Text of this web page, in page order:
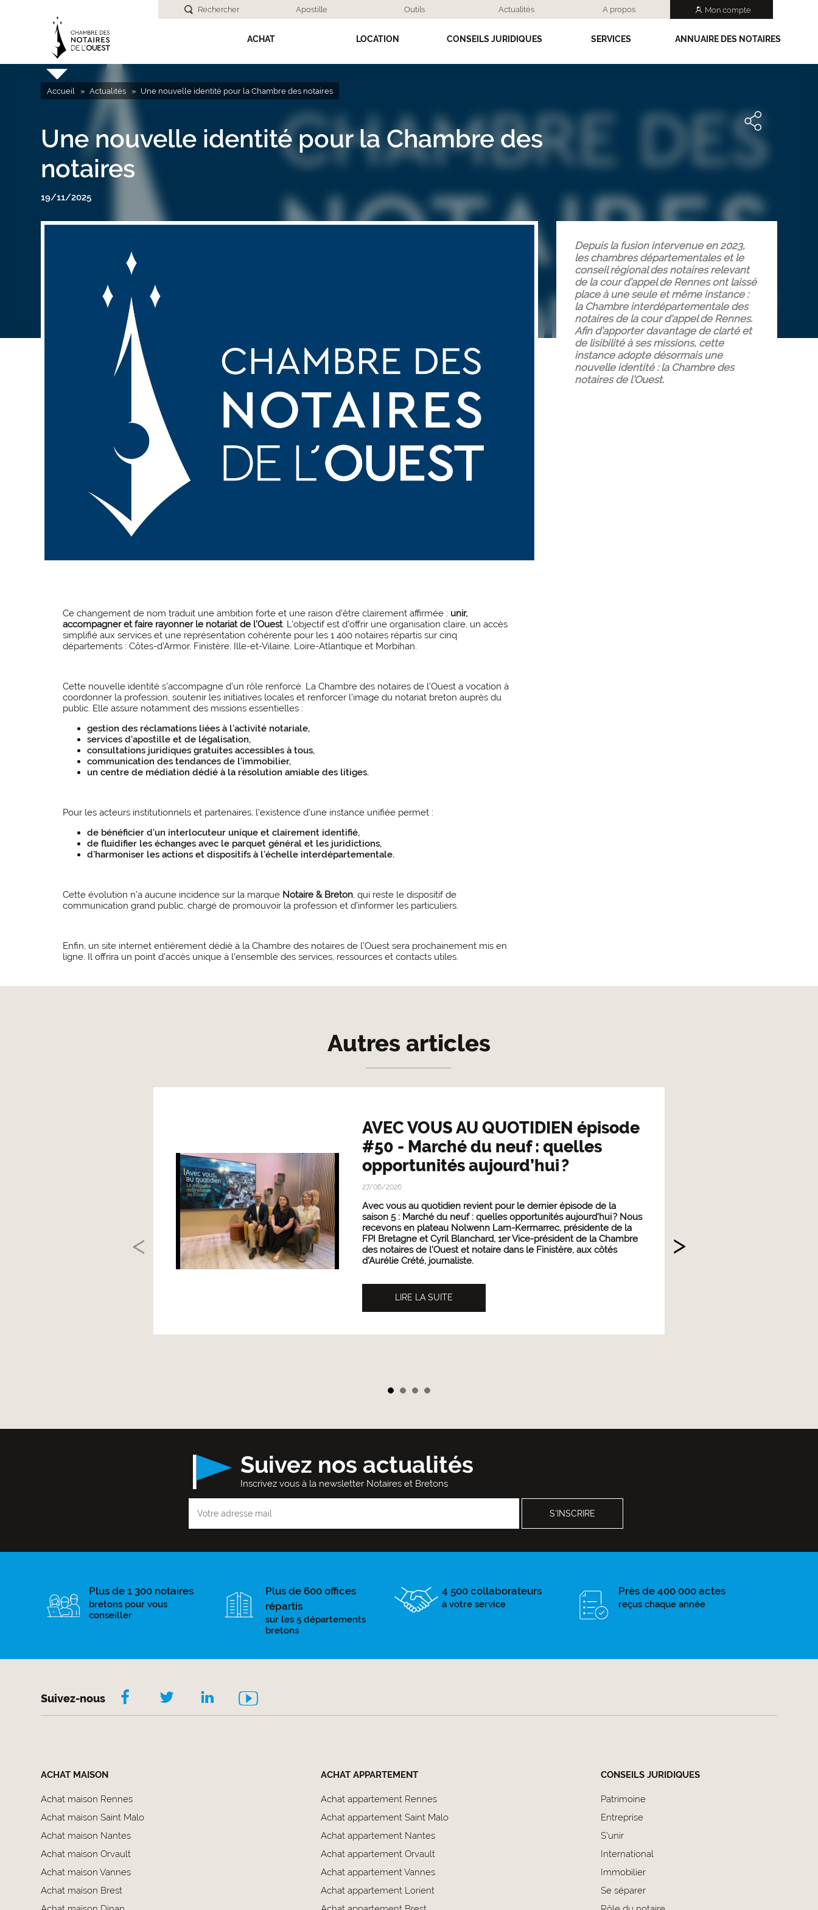
Rechercher Apostille Outils Actualités A propos Mon compte
ACHAT LOCATION CONSEILS JURIDIQUES SERVICES ANNUAIRE DES NOTAIRES
Accueil Actualités Une nouvelle identité pour la Chambre des notaires
Une nouvelle identité pour la Chambre des
notaires
19/11/2025
Ce changement de nom traduit une ambition forte et une raison d’être clairement affirmée : unir,
accompagner et faire rayonner le notariat de l’Ouest. L’objectif est d’offrir une organisation claire, un accès
simplifié aux services et une représentation cohérente pour les 1 400 notaires répartis sur cinq
départements : Côtes-d’Armor, Finistère, Ille-et-Vilaine, Loire-Atlantique et Morbihan.
Cette nouvelle identité s’accompagne d’un rôle renforcé. La Chambre des notaires de l’Ouest a vocation à
coordonner la profession, soutenir les initiatives locales et renforcer l’image du notariat breton auprès du
public. Elle assure notamment des missions essentielles :
gestion des réclamations liées à l’activité notariale,
services d’apostille et de légalisation,
consultations juridiques gratuites accessibles à tous,
communication des tendances de l’immobilier,
un centre de médiation dédié à la résolution amiable des litiges.
Pour les acteurs institutionnels et partenaires, l’existence d’une instance unifiée permet :
de bénéficier d’un interlocuteur unique et clairement identifié,
de fluidifier les échanges avec le parquet général et les juridictions,
d’harmoniser les actions et dispositifs à l’échelle interdépartementale.
Cette évolution n’a aucune incidence sur la marque Notaire & Breton, qui reste le dispositif de
communication grand public, chargé de promouvoir la profession et d’informer les particuliers.
Enfin, un site internet entièrement dédié à la Chambre des notaires de l’Ouest sera prochainement mis en
ligne. Il offrira un point d’accès unique à l’ensemble des services, ressources et contacts utiles.
Depuis la fusion intervenue en 2023,
les chambres départementales et le
conseil régional des notaires relevant
de la cour d’appel de Rennes ont laissé
place à une seule et même instance :
la Chambre interdépartementale des
notaires de la cour d’appel de Rennes.
Afin d’apporter davantage de clarté et
de lisibilité à ses missions, cette
instance adopte désormais une
nouvelle identité : la Chambre des
notaires de l’Ouest.
Autres articles
AVEC VOUS AU QUOTIDIEN épisode
#50 - Marché du neuf : quelles
opportunités aujourd’hui ?
27/06/2026
Avec vous au quotidien revient pour le dernier épisode de la
saison 5 : Marché du neuf : quelles opportunités aujourd’hui ? Nous
recevons en plateau Nolwenn Lam-Kermarrec, présidente de la
FPI Bretagne et Cyril Blanchard, 1er Vice-président de la Chambre
des notaires de l’Ouest et notaire dans le Finistère, aux côtés
d'Aurélie Crété, journaliste.
LIRE LA SUITE
Suivez nos actualités
Inscrivez vous à la newsletter Notaires et Bretons
Plus de 1 300 notaires
bretons pour vous
conseiller
Plus de 600 offices
répartis
sur les 5 départements
bretons
4 500 collaborateurs
à votre service
Près de 400 000 actes
reçus chaque année
Suivez-nous
ACHAT MAISON
Achat maison Rennes
Achat maison Saint Malo
Achat maison Nantes
Achat maison Orvault
Achat maison Vannes
Achat maison Brest
ACHAT APPARTEMENT
Achat appartement Rennes
Achat appartement Saint Malo
Achat appartement Nantes
Achat appartement Orvault
Achat appartement Vannes
Achat appartement Lorient
CONSEILS JURIDIQUES
Patrimoine
Entreprise
S'unir
International
Immobilier
Se séparer